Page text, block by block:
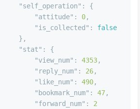
},
"self_operation" :
"attitude": 0,
},
"stat":
{
"view_num": 4353
"reply_num"
26
"like_num" : 490
"bookmark_num"